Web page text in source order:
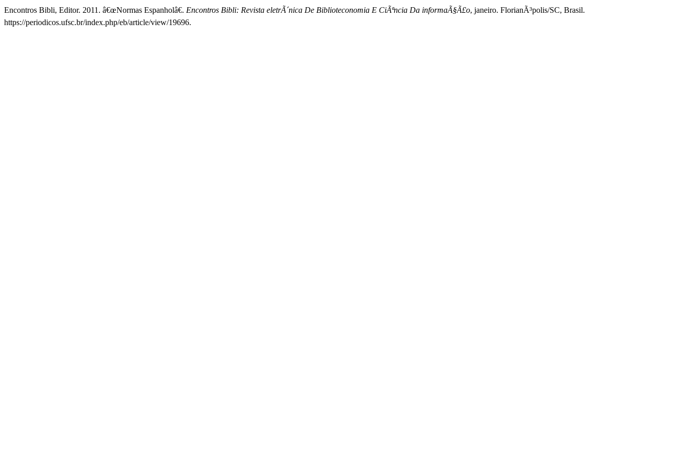
Encontros Bibli, Editor. 2011. â€œNormas Espanholâ€. Encontros Bibli: Revista eletrÃ´nica De Biblioteconomia E CiÃªncia Da informaÃ§Ã£o, janeiro. FlorianÃ³polis/SC, Brasil.
https://periodicos.ufsc.br/index.php/eb/article/view/19696.